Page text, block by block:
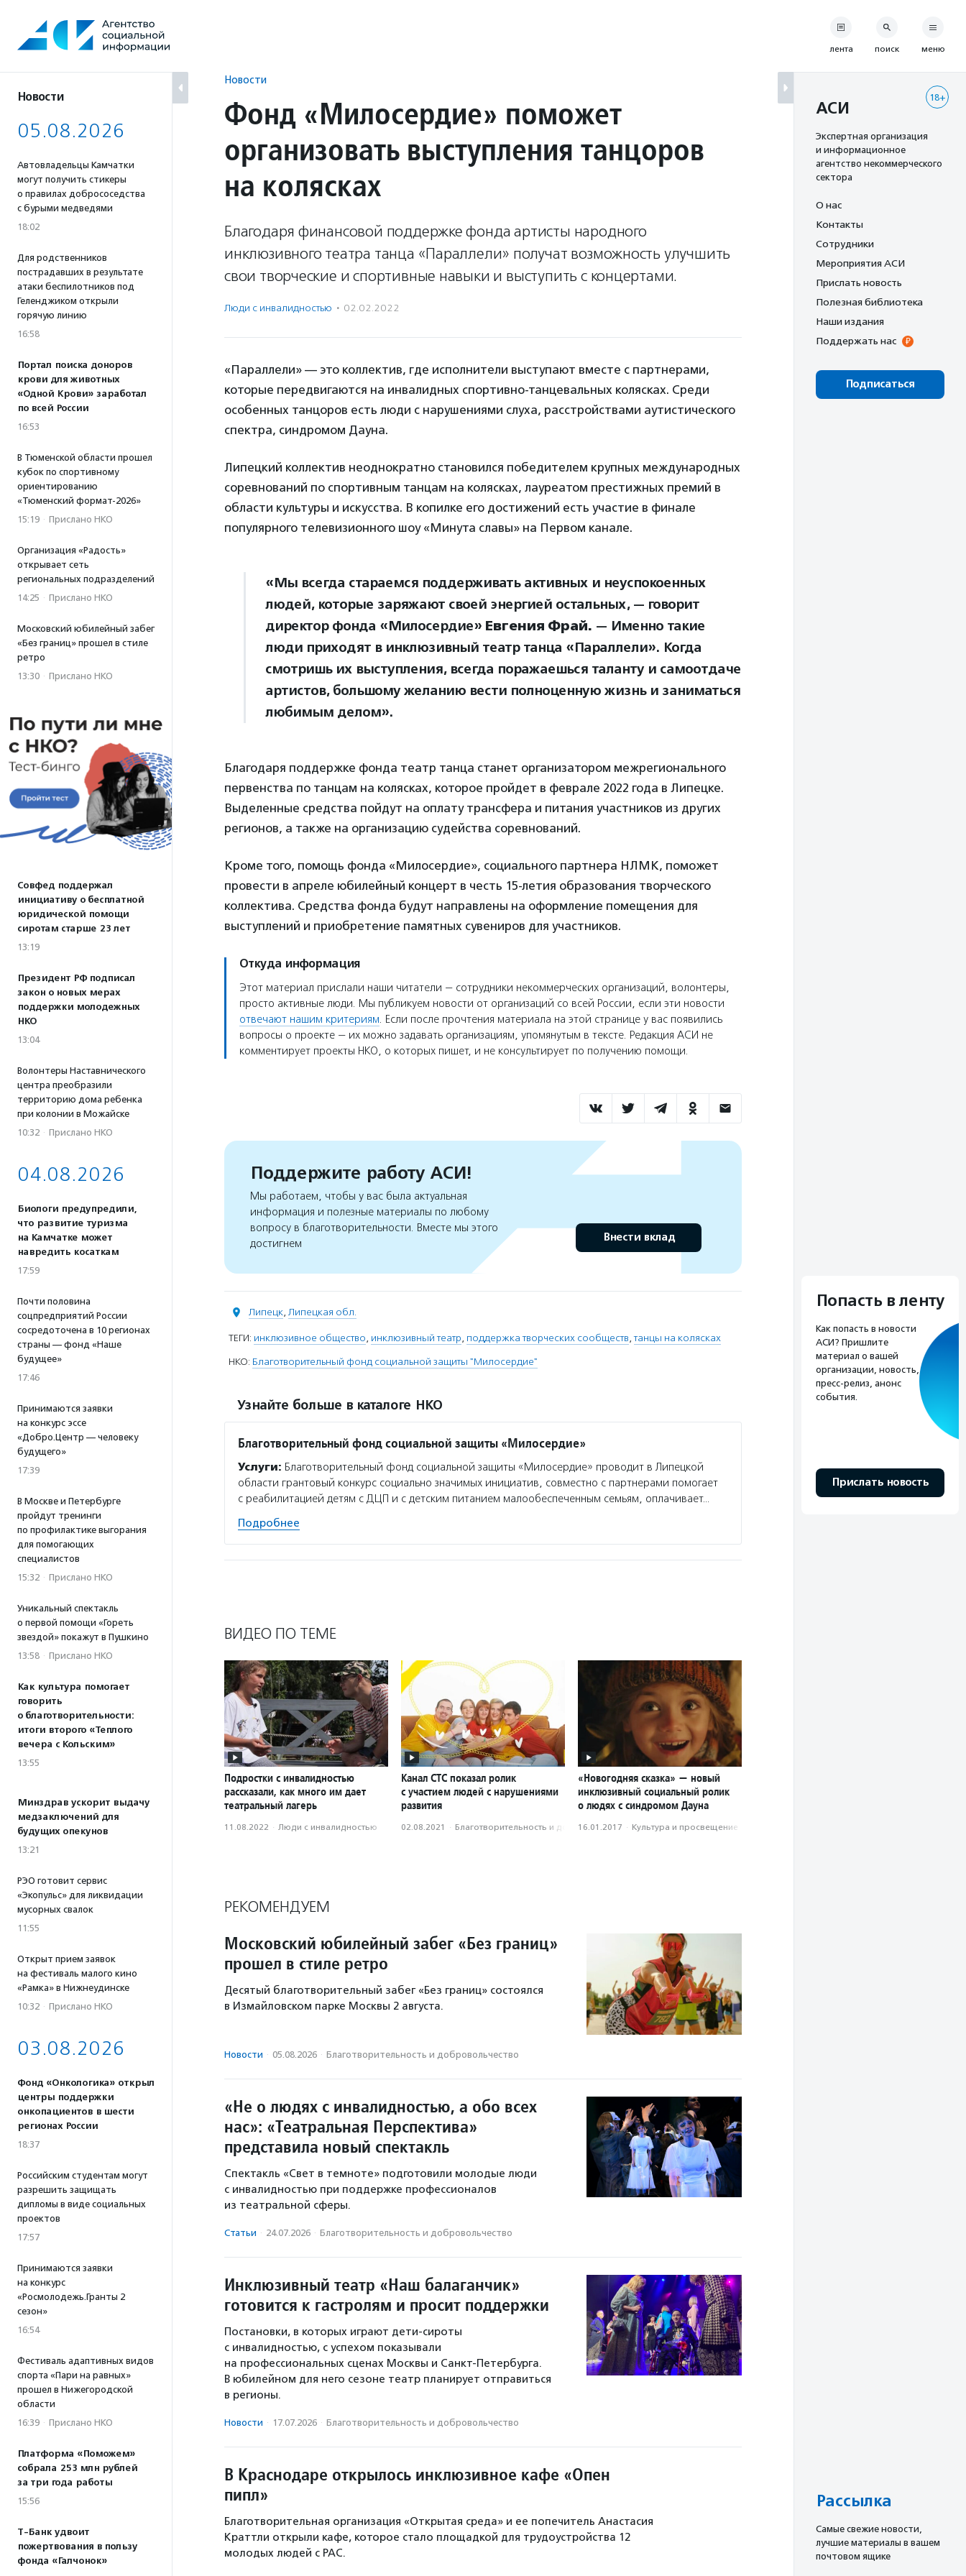
содержанию
Новости
05.08.2026
Автовладельцы Камчатки
могут получить стикеры
о правилах добрососедства
с бурыми медведями
18:02
Для родственников
пострадавших в результате
атаки беспилотников под
Геленджиком открыли
горячую линию
16:58
Портал поиска доноров
крови для животных
«Одной Крови» заработал
по всей России
16:53
В Тюменской области прошел
кубок по спортивному
ориентированию
«Тюменский формат-2026»
15:19 · Прислано НКО
Организация «Радость»
открывает сеть
региональных подразделений
14:25 · Прислано НКО
Московский юбилейный забег
«Без границ» прошел в стиле
ретро
13:30 · Прислано НКО
Совфед поддержал
инициативу о бесплатной
юридической помощи
сиротам старше 23 лет
13:19
Президент РФ подписал
закон о новых мерах
поддержки молодежных
НКО
13:04
Волонтеры Наставнического
центра преобразили
территорию дома ребенка
при колонии в Можайске
10:32 · Прислано НКО
04.08.2026
Биологи предупредили,
что развитие туризма
на Камчатке может
навредить косаткам
17:59
Почти половина
соцпредприятий России
сосредоточена в 10 регионах
страны — фонд «Наше
будущее»
17:46
Принимаются заявки
на конкурс эссе
«Добро.Центр — человеку
будущего»
17:39
В Москве и Петербурге
пройдут тренинги
по профилактике выгорания
для помогающих
специалистов
15:32 · Прислано НКО
Уникальный спектакль
о первой помощи «Гореть
звездой» покажут в Пушкино
13:58 · Прислано НКО
Как культура помогает
говорить
о благотворительности:
итоги второго «Теплого
вечера с Кольским»
13:55
Минздрав ускорит выдачу
медзаключений для
будущих опекунов
13:21
РЭО готовит сервис
«Экопульс» для ликвидации
мусорных свалок
11:55
Открыт прием заявок
на фестиваль малого кино
«Рамка» в Нижнеудинске
10:32 · Прислано НКО
03.08.2026
Фонд «Онкологика» открыл
центры поддержки
онкопациентов в шести
регионах России
18:37
Российским студентам могут
разрешить защищать
дипломы в виде социальных
проектов
17:57
Принимаются заявки
на конкурс
«Росмолодежь.Гранты 2
сезон»
16:54
Фестиваль адаптивных видов
спорта «Пари на равных»
прошел в Нижегородской
области
16:39 · Прислано НКО
Платформа «Поможем»
собрала 253 млн рублей
за три года работы
15:56
Т-Банк удвоит
пожертвования в пользу
фонда «Галчонок»
Новости
Фонд «Милосердие» поможет
организовать выступления танцоров
на колясках
Благодаря финансовой поддержке фонда артисты народного
инклюзивного театра танца «Параллели» получат возможность улучшить
свои творческие и спортивные навыки и выступить с концертами.
Люди с инвалидностью · 02.02.2022
«Параллели» — это коллектив, где исполнители выступают вместе с партнерами,
которые передвигаются на инвалидных спортивно-танцевальных колясках. Среди
особенных танцоров есть люди с нарушениями слуха, расстройствами аутистического
спектра, синдромом Дауна.
Липецкий коллектив неоднократно становился победителем крупных международных
соревнований по спортивным танцам на колясках, лауреатом престижных премий в
области культуры и искусства. В копилке его достижений есть участие в финале
популярного телевизионного шоу «Минута славы» на Первом канале.
«Мы всегда стараемся поддерживать активных и неуспокоенных
людей, которые заряжают своей энергией остальных, — говорит
директор фонда «Милосердие» Евгения Фрай. — Именно такие
люди приходят в инклюзивный театр танца «Параллели». Когда
смотришь их выступления, всегда поражаешься таланту и самоотдаче
артистов, большому желанию вести полноценную жизнь и заниматься
любимым делом».
Благодаря поддержке фонда театр танца станет организатором межрегионального
первенства по танцам на колясках, которое пройдет в феврале 2022 года в Липецке.
Выделенные средства пойдут на оплату трансфера и питания участников из других
регионов, а также на организацию судейства соревнований.
Кроме того, помощь фонда «Милосердие», социального партнера НЛМК, поможет
провести в апреле юбилейный концерт в честь 15-летия образования творческого
коллектива. Средства фонда будут направлены на оформление помещения для
выступлений и приобретение памятных сувениров для участников.
Откуда информация
Этот материал прислали наши читатели — сотрудники некоммерческих организаций, волонтеры,
просто активные люди. Мы публикуем новости от организаций со всей России, если эти новости
отвечают нашим критериям. Если после прочтения материала на этой странице у вас появились
вопросы о проекте — их можно задавать организациям, упомянутым в тексте. Редакция АСИ не
комментирует проекты НКО, о которых пишет, и не консультирует по получению помощи.
Поддержите работу АСИ!
Мы работаем, чтобы у вас была актуальная
информация и полезные материалы по любому
вопросу в благотворительности. Вместе мы этого
достигнем
Внести вклад
Липецк, Липецкая обл.
ТЕГИ: инклюзивное общество, инклюзивный театр, поддержка творческих сообществ,танцы на колясках
НКО: Благотворительный фонд социальной защиты "Милосердие"
Узнайте больше в каталоге НКО
Благотворительный фонд социальной защиты «Милосердие»
Услуги: Благотворительный фонд социальной защиты «Милосердие» проводит в Липецкой
области грантовый конкурс социально значимых инициатив, совместно с партнерами помогает
с реабилитацией детям с ДЦП и с детским питанием малообеспеченным семьям, оплачивает…
Подробнее
ВИДЕО ПО ТЕМЕ
Подростки с инвалидностью
рассказали, как много им дает
театральный лагерь
11.08.2022 · Люди с инвалидностью
Канал СТС показал ролик
с участием людей с нарушениями
развития
02.08.2021 · Благотвори­тель­ность и доброволь­чест­во
«Новогодняя сказка» — новый
инклюзивный социальный ролик
о людях с синдромом Дауна
16.01.2017 · Культура и просвещение
РЕКОМЕНДУЕМ
Московский юбилейный забег «Без границ»
прошел в стиле ретро
Десятый благотворительный забег «Без границ» состоялся
в Измайловском парке Москвы 2 августа.
Новости · 05.08.2026 · Благотвори­тель­ность и доброволь­чест­во
«Не о людях с инвалидностью, а обо всех
нас»: «Театральная Перспектива»
представила новый спектакль
Спектакль «Свет в темноте» подготовили молодые люди
с инвалидностью при поддержке профессионалов
из театральной сферы.
Статьи · 24.07.2026 · Благотвори­тель­ность и доброволь­чест­во
Инклюзивный театр «Наш балаганчик»
готовится к гастролям и просит поддержки
Постановки, в которых играют дети-сироты
с инвалидностью, с успехом показывали
на профессиональных сценах Москвы и Санкт-Петербурга.
В юбилейном для него сезоне театр планирует отправиться
в регионы.
Новости · 17.07.2026 · Благотвори­тель­ность и доброволь­чест­во
В Краснодаре открылось инклюзивное кафе «Опен
пипл»
Благотворительная организация «Открытая среда» и ее попечитель Анастасия
Краттли открыли кафе, которое стало площадкой для трудоустройства 12
молодых людей с РАС.
лента поиск меню
18+
АСИ
Экспертная организация
и информационное
агентство некоммерческого
сектора
О нас
Контакты
Сотрудники
Мероприятия АСИ
Прислать новость
Полезная библиотека
Наши издания
Поддержать нас
Подписаться
Попасть в ленту
Как попасть в новости
АСИ? Пришлите
материал о вашей
организации, новость,
пресс-релиз, анонс
события.
Прислать новость
Рассылка
Cамые свежие новости,
лучшие материалы в вашем
почтовом ящике